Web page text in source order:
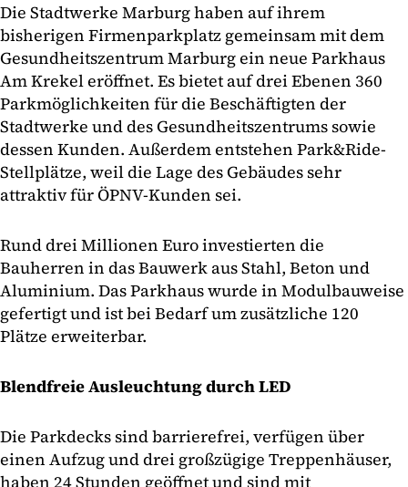
Die Stadtwerke Marburg haben auf ihrem
bisherigen Firmenparkplatz gemeinsam mit dem
Gesundheitszentrum Marburg ein neue Parkhaus
Am Krekel eröffnet. Es bietet auf drei Ebenen 360
Parkmöglichkeiten für die Beschäftigten der
Stadtwerke und des Gesundheitszentrums sowie
dessen Kunden. Außerdem entstehen Park&Ride-
Stellplätze, weil die Lage des Gebäudes sehr
attraktiv für ÖPNV-Kunden sei.
Rund drei Millionen Euro investierten die
Bauherren in das Bauwerk aus Stahl, Beton und
Aluminium. Das Parkhaus wurde in Modulbauweise
gefertigt und ist bei Bedarf um zusätzliche 120
Plätze erweiterbar.
Blendfreie Ausleuchtung durch LED
Die Parkdecks sind barrierefrei, verfügen über
einen Aufzug und drei großzügige Treppenhäuser,
haben 24 Stunden geöffnet und sind mit